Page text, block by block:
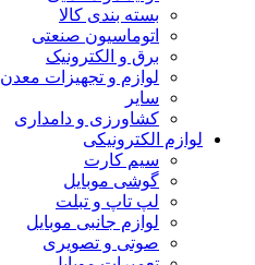
بسته بندی کالا
اتوماسیون صنعتی
برق و الکترونیک
لوازم و تجهیزات معدن
سایر
کشاورزی و دامداری
لوازم الکترونیکی
سیم کارت
گوشی موبایل
لپ تاپ و تبلت
لوازم جانبی موبایل
صوتی و تصویری